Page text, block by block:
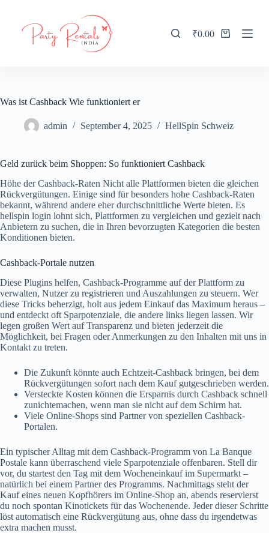
t
Shopping
₹0.00
Was ist Cashback Wie funktioniert er
admin September 4, 2025 HellSpin Schweiz
Geld zurück beim Shoppen: So funktioniert Cashback
Höhe der Cashback-Raten Nicht alle Plattformen bieten die gleichen
Rückvergütungen. Einige sind für besonders hohe Cashback-Raten
bekannt, während andere eher durchschnittliche Werte bieten. Es
hellspin login lohnt sich, Plattformen zu vergleichen und gezielt nach
Anbietern zu suchen, die in Ihren bevorzugten Kategorien die besten
Konditionen bieten.
Cashback-Portale nutzen
Diese Plugins helfen, Cashback-Programme auf der Plattform zu
verwalten, Nutzer zu registrieren und Auszahlungen zu steuern. Wer
diese Tricks beherzigt, holt aus jedem Einkauf das Maximum heraus –
und entdeckt oft Sparpotenziale, die andere links liegen lassen. Wir
legen großen Wert auf Transparenz und bieten jederzeit die
Möglichkeit, bei Fragen oder Anmerkungen zu den Inhalten mit uns in
Kontakt zu treten.
Die Zukunft könnte auch Echtzeit-Cashback bringen, bei dem
Rückvergütungen sofort nach dem Kauf gutgeschrieben werden.
Versteckte Kosten können die Ersparnis durch Cashback schnell
zunichtemachen, wenn man sie nicht auf dem Schirm hat.
Viele Online-Shops sind Partner von speziellen Cashback-
Portalen.
Ein typischer Alltag mit dem Cashback-Programm von La Banque
Postale kann überraschend viele Sparpotenziale offenbaren. Stell dir
vor, du startest den Tag mit dem Wocheneinkauf im Supermarkt –
natürlich bei einem Partner des Programms. Nachmittags steht der
Kauf eines neuen Kopfhörers im Online-Shop an, abends reservierst
du noch spontan Kinotickets für das Wochenende. Jeder dieser Schritte
löst automatisch eine Rückvergütung aus, ohne dass du irgendetwas
extra machen musst.